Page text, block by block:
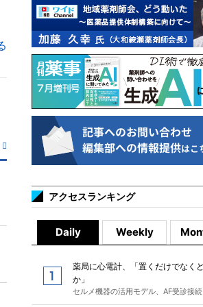
アクセスランキング
Daily Weekly
薬局に心電計、「置くだけでなく
か」
セルメ機器の活用モデル、AF受診接